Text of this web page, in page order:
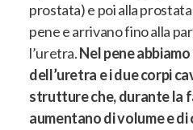
prostata) e poi alla
pene e arrivano fino alla
l’uretra.Nel pene
dell’uretra e i due corpi
strutture che, durante la
aumentano di volume e